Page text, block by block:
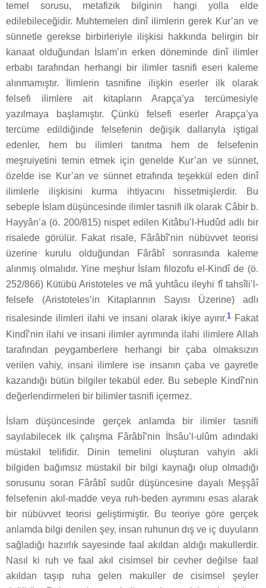
temel sorusu, metafizik bilginin hangi yolla elde
edilebileceğidir. Muhtemelen dinî ilimlerin gerek Kur’an ve
sünnetle gerekse birbirleriyle ilişkisi hakkında belirgin bir
kanaat olduğundan İslam’ın erken döneminde dinî ilimler
erbabı tarafından herhangi bir ilimler tasnifi eseri kaleme
alınmamıştır. İlimlerin tasnifine ilişkin eserler ilk olarak
felsefi ilimlere ait kitapların Arapça’ya tercümesiyle
yazılmaya başlamıştır. Çünkü felsefi eserler Arapça’ya
tercüme edildiğinde felsefenin değişik dallarıyla iştigal
edenler, hem bu ilimleri tanıtma hem de felsefenin
meşruiyetini temin etmek için genelde Kur’an ve sünnet,
özelde ise Kur’an ve sünnet etrafında teşekkül eden dinî
ilimlerle ilişkisini kurma ihtiyacını hissetmişlerdir. Bu
sebeple İslam düşüncesinde ilimler tasnifi ilk olarak Câbir b.
Hayyân’a (ö. 200/815) nispet edilen Kitâbu’l-Hudûd adlı bir
risalede görülür. Fakat risale, Fârâbî’nin nübüvvet teorisi
üzerine kurulu olduğundan Fârâbî sonrasında kaleme
alınmış olmalıdır. Yine meşhur İslam filozofu el-Kindî de (ö.
252/866) Kütübü Aristoteles ve mâ yuhtâcu ileyhi fî tahsîli’l-
felsefe (Aristoteles’in Kitaplarının Sayısı Üzerine) adlı
risalesinde ilimleri ilahi ve insani olarak ikiye ayırır.1Fakat
Kindî’nin ilahi ve insani ilimler ayrımında ilahi ilimlere Allah
tarafından peygamberlere herhangi bir çaba olmaksızın
verilen vahiy, insani ilimlere ise insanın çaba ve gayretle
kazandığı bütün bilgiler tekabül eder. Bu sebeple Kindî’nin
değerlendirmeleri bir bilimler tasnifi içermez.
İslam düşüncesinde gerçek anlamda bir ilimler tasnifi
sayılabilecek ilk çalışma Fârâbî’nin İhsâu’l-ulûm adındaki
müstakil telifidir. Dinin temelini oluşturan vahyin akli
bilgiden bağımsız müstakil bir bilgi kaynağı olup olmadığı
sorusunu soran Fârâbî sudûr düşüncesine dayalı Meşşâî
felsefenin akıl-madde veya ruh-beden ayrımını esas alarak
bir nübüvvet teorisi geliştirmiştir. Bu teoriye göre gerçek
anlamda bilgi denilen şey, insan ruhunun dış ve iç duyuların
sağladığı hazırlık sayesinde faal akıldan aldığı makullerdir.
Nasıl ki ruh ve faal akıl cisimsel bir cevher değilse faal
akıldan taşıp ruha gelen makuller de cisimsel şeyler